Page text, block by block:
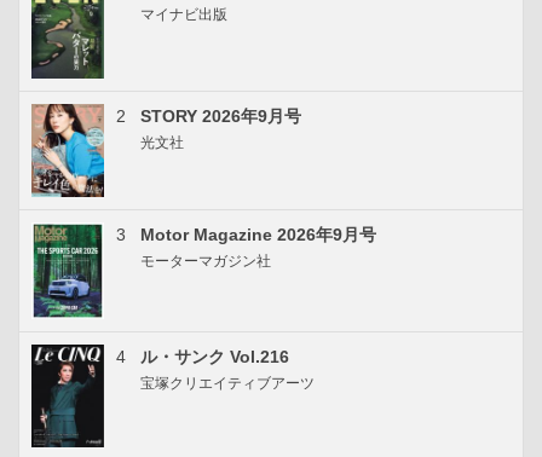
マイナビ出版
2 STORY 2026年9月号
光文社
3 Motor Magazine 2026年9月号
モーターマガジン社
4 ル・サンク Vol.216
宝塚クリエイティブアーツ